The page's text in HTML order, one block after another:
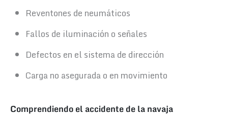
Reventones de neumáticos
Fallos de iluminación o señales
Defectos en el sistema de dirección
Carga no asegurada o en movimiento
Comprendiendo el accidente de la navaja